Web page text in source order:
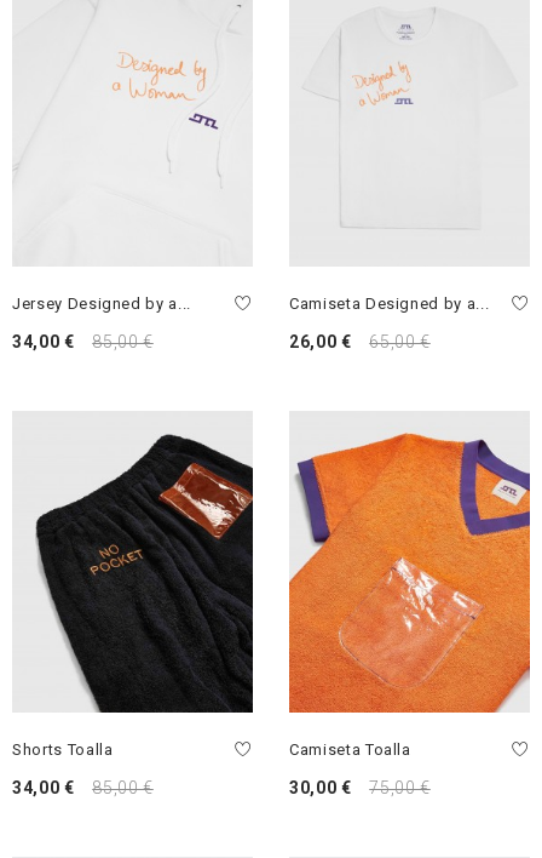
Jersey Designed by a...
34,00 € 85,00 €
Camiseta Designed by a...
26,00 € 65,00 €
Shorts Toalla
34,00 € 85,00 €
Camiseta Toalla
30,00 € 75,00 €